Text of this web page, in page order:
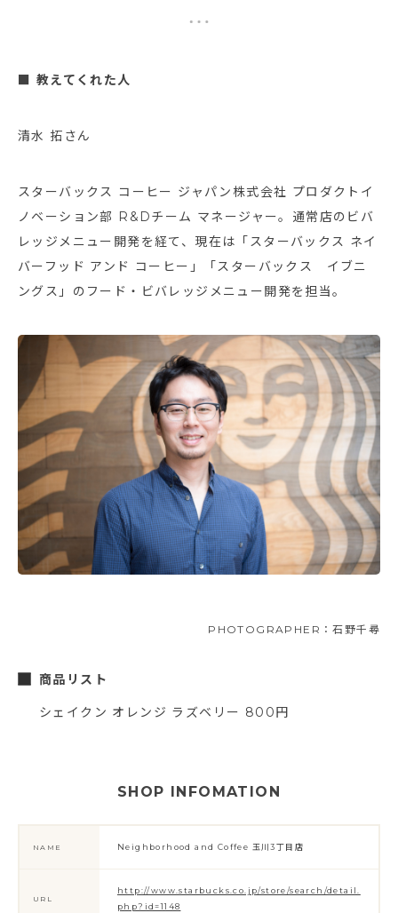
■ 教えてくれた人
清水 拓さん
スターバックス コーヒー ジャパン株式会社 プロダクトイ
ノベーション部 R&Dチーム マネージャー。通常店のビバ
レッジメニュー開発を経て、現在は「スターバックス ネイ
バーフッド アンド コーヒー」「スターバックス イブニ
ングス」のフード・ビバレッジメニュー開発を担当。
PHOTOGRAPHER：石野千尋
商品リスト
シェイクン オレンジ ラズベリー 800円
SHOP INFOMATION
NAME Neighborhood and Coffee 玉川3丁目店
URL
http://www.starbucks.co.jp/store/search/detail.
php?id=1148